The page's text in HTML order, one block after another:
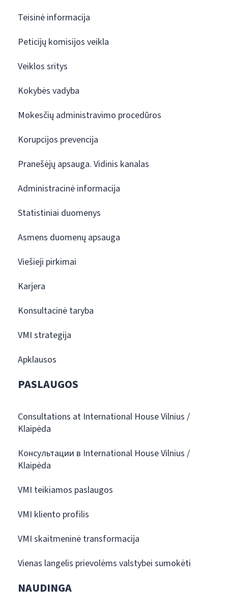
Teisinė informacija
Peticijų komisijos veikla
Veiklos sritys
Kokybės vadyba
Mokesčių administravimo procedūros
Korupcijos prevencija
Pranešėjų apsauga. Vidinis kanalas
Administracinė informacija
Statistiniai duomenys
Asmens duomenų apsauga
Viešieji pirkimai
Karjera
Konsultacinė taryba
VMI strategija
Apklausos
PASLAUGOS
Consultations at International House Vilnius /
Klaipėda
Консультации в International House Vilnius /
Klaipėda
VMI teikiamos paslaugos
VMI kliento profilis
VMI skaitmeninė transformacija
Vienas langelis prievolėms valstybei sumokėti
NAUDINGA